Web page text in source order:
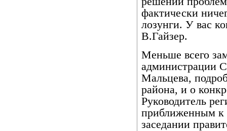
фактически
лозунги. У вас
В.Гайзер.
Меньше всего
администрации
Мальцева,
района, и о
Руководитель
приближенным к
заседании